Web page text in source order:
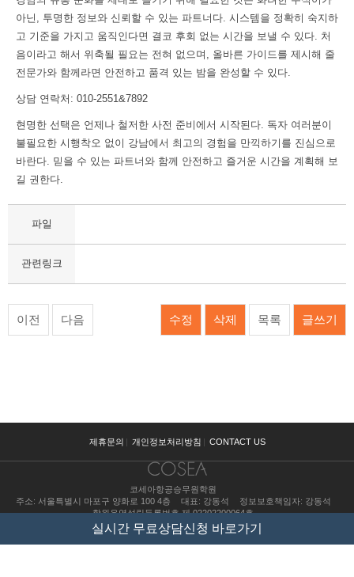
아닌, 투명한 정보와 신뢰할 수 있는 파트너다. 시스템을 정확히 숙지하
고 기준을 가지고 움직인다면 결코 후회 없는 시간을 보낼 수 있다. 처
음이라고 해서 위축될 필요는 전혀 없으며, 올바른 가이드를 제시해 줄
전문가와 함께라면 안전하고 품격 있는 밤을 완성할 수 있다.
상담 연락처: 010-2551&7892
현명한 선택은 언제나 철저한 사전 준비에서 시작된다. 독자 여러분이
불필요한 시행착오 없이 강남에서 최고의 경험을 만끽하기를 진심으로
바란다. 믿을 수 있는 파트너와 함께 안전하고 즐거운 시간을 계획해 보
길 권한다.
파일
관련링크
이전 다음 수정 삭제 목록 글쓰기
제휴문의 | 개인정보처리방침 | CONTACT US
코세아항공승무원학원
주소: 서울특별시 마포구 양화로 100 4층
대표: 강동석
정보보호책임자: 강동석
학원운영설립등록번호 제 02202200064호
수강료 조회
copyright(c) COSEA all right reserved.
실시간 무료상담신청 바로가기